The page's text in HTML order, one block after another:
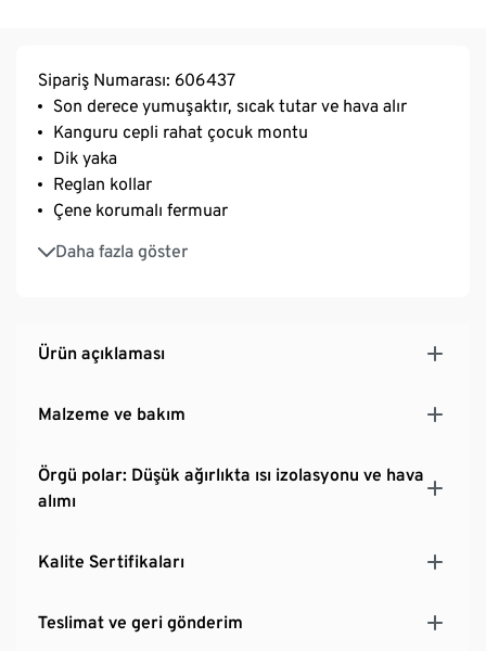
Sipariş Numarası: 606437
Son derece yumuşaktır, sıcak tutar ve hava alır
Kanguru cepli rahat çocuk montu
Dik yaka
Reglan kollar
Çene korumalı fermuar
Daha fazla göster
Yumuşak şardonlanmış iç kısım sayesinde optimum
Ürün açıklaması
Malzeme ve bakım
Örgü polar: Düşük ağırlıkta ısı izolasyonu ve hava
alımı
Kalite Sertifikaları
Teslimat ve geri gönderim